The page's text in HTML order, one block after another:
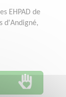
EHPAD de
d'Andigné,